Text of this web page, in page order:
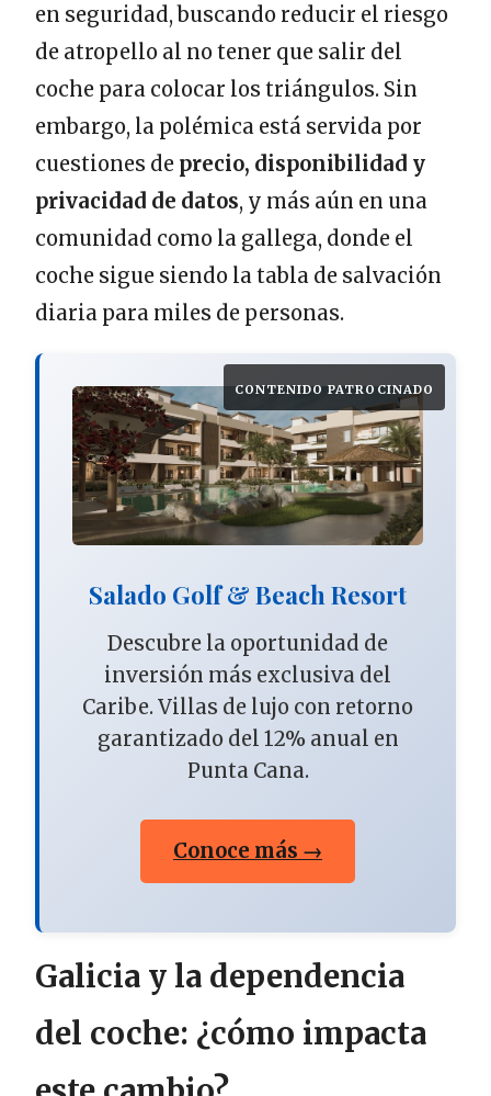
en seguridad, buscando reducir el riesgo
de atropello al no tener que salir del
coche para colocar los triángulos. Sin
embargo, la polémica está servida por
cuestiones de precio, disponibilidad y
privacidad de datos, y más aún en una
comunidad como la gallega, donde el
coche sigue siendo la tabla de salvación
diaria para miles de personas.
CONTENIDO PATROCINADO
Salado Golf & Beach Resort
Descubre la oportunidad de
inversión más exclusiva del
Caribe. Villas de lujo con retorno
garantizado del 12% anual en
Punta Cana.
Conoce más →
Galicia y la dependencia
del coche: ¿cómo impacta